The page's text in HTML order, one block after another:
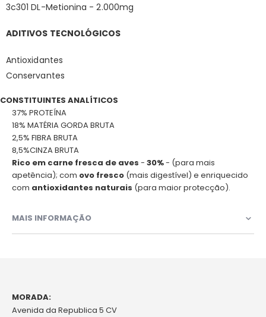
3c301 DL-Metionina - 2.000mg
ADITIVOS TECNOLÓGICOS
Antioxidantes
Conservantes
CONSTITUINTES ANALÍTICOS
37% PROTEÍNA
18% MATÉRIA GORDA BRUTA
2,5% FIBRA BRUTA
8,5%CINZA BRUTA
Rico em carne fresca de aves - 30%- (para mais
apetência); com ovo fresco (mais digestível) e enriquecido
com antioxidantes naturais (para maior protecção).
MAIS INFORMAÇÃO
MORADA:
Avenida da Republica 5 CV